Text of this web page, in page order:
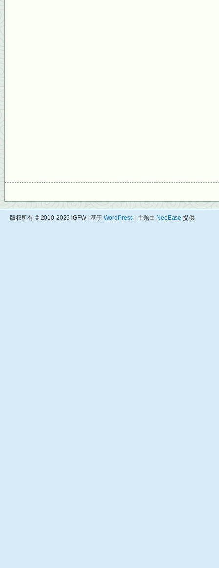
版权所有 © 2010-2025 iGFW | 基于 WordPress | 主题由 NeoEase 提供